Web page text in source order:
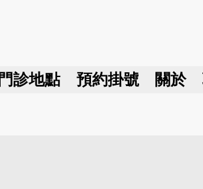
門診地點 預約掛號 關於